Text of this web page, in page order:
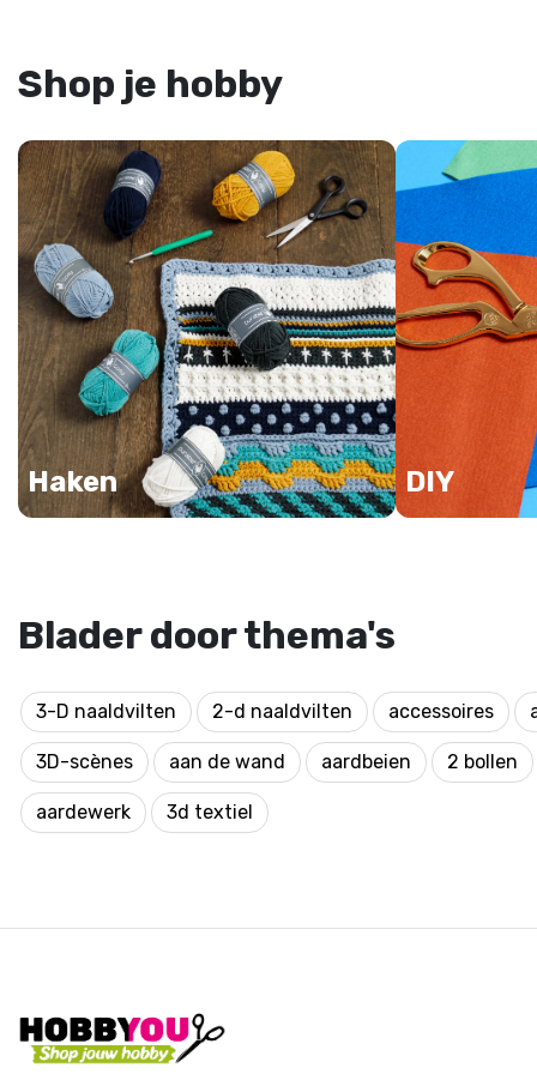
Shop je hobby
Haken DIY
Blader door thema's
3-D naaldvilten 2-d naaldvilten accessoires
3D-scènes aan de wand aardbeien 2 bollen
aardewerk 3d textiel